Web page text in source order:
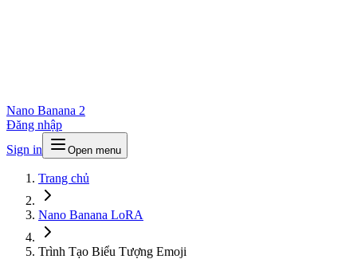
Nano Banana 2
Đăng nhập
Sign in
Open menu
Trang chủ
Nano Banana LoRA
Trình Tạo Biểu Tượng Emoji